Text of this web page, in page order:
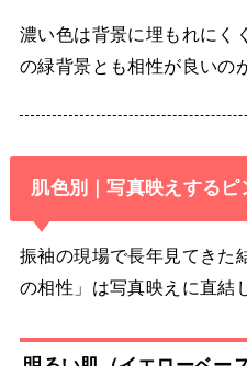
濃い色は背景に埋もれにく
の緑背景とも相性が良いの
肌色別｜写真映えする
振袖の現場で長年見てきた
の相性」は写真映えに直結